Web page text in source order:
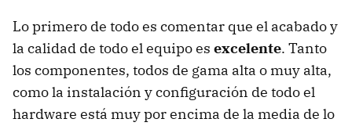
Lo primero de todo es comentar que el acabado y
la calidad de todo el equipo es excelente. Tanto
los componentes, todos de gama alta o muy alta,
como la instalación y configuración de todo el
hardware está muy por encima de la media de lo